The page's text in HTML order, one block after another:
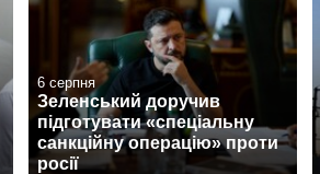
6 серпня
Зеленський доручив
підготувати «спеціальну
санкційну операцію» проти
росії